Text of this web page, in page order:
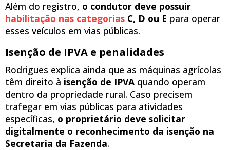
Além do registro, o condutor deve possuir
habilitação nas categorias C, D ou E para operar
esses veículos em vias públicas.
Isenção de IPVA e penalidades
Rodrigues explica ainda que as máquinas agrícolas
têm direito à isenção de IPVA quando operam
dentro da propriedade rural. Caso precisem
trafegar em vias públicas para atividades
específicas, o proprietário deve solicitar
digitalmente o reconhecimento da isenção na
Secretaria da Fazenda.